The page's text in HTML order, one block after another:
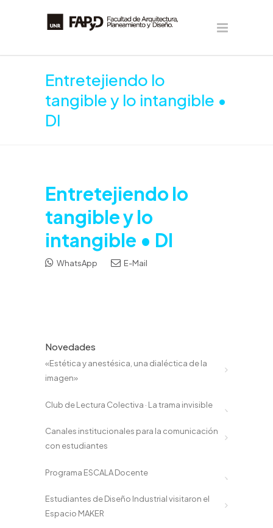
Entretejiendo lo
tangible y lo intangible •
DI
Entretejiendo lo
tangible y lo
intangible • DI
WhatsApp E-Mail
Novedades
«Estética y anestésica, una dialéctica de la
imagen»
Club de Lectura Colectiva · La trama invisible
Canales institucionales para la comunicación
con estudiantes
Programa ESCALA Docente
Estudiantes de Diseño Industrial visitaron el
Espacio MAKER